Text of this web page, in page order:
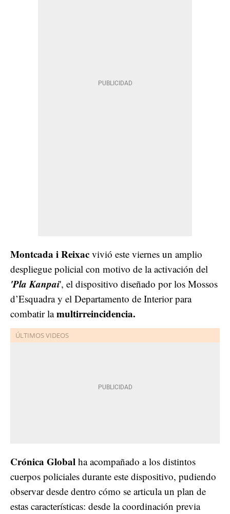
Montcada i Reixac vivió este viernes un amplio
despliegue policial con motivo de la activación del
'Pla Kanpai', el dispositivo diseñado por los Mossos
d’Esquadra y el Departamento de Interior para
combatir lamultirreincidencia.
Crónica Global ha acompañado a los distintos
cuerpos policiales durante este dispositivo, pudiendo
observar desde dentro cómo se articula un plan de
estas características: desde la coordinación previa